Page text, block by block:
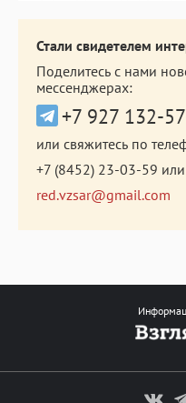
Стали свидетелем
Поделитесь с нами
мессенджерах:
+7 927 132-
или свяжитесь по
+7 (8452) 23-03-59 или
red.vzsar@gmail.com